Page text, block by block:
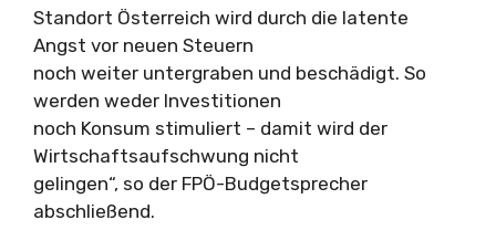
Standort Österreich wird durch die latente
Angst vor neuen Steuern
noch weiter untergraben und beschädigt. So
werden weder Investitionen
noch Konsum stimuliert – damit wird der
Wirtschaftsaufschwung nicht
gelingen“, so der FPÖ-Budgetsprecher
abschließend.